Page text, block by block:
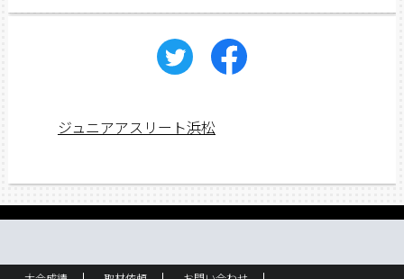
ジュニアアスリート浜松